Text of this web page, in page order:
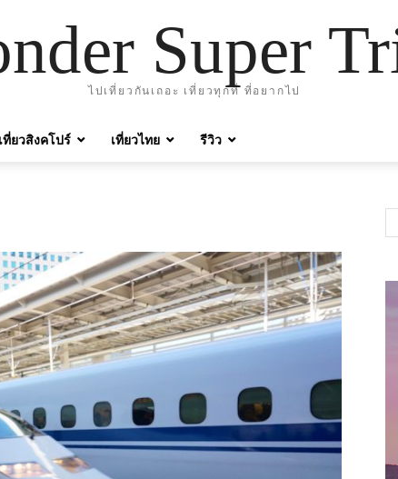
Super
ไปเที่ยวกันเถอะ เที่ยวทุกที่ ที่อยากไป
เที่ยวสิงคโปร์ เที่ยวไทย รีวิว